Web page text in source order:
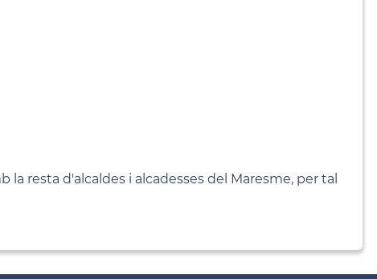
resta d'alcaldes i alcadesses del Maresme, per tal